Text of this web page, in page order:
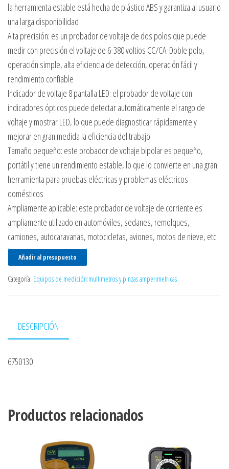
la herramienta estable está hecha de plástico ABS y garantiza al usuario
una larga disponibilidad
Alta precisión: es un probador de voltaje de dos polos que puede
medir con precisión el voltaje de 6-380 voltios CC/CA. Doble polo,
operación simple, alta eficiencia de detección, operación fácil y
rendimiento confiable
Indicador de voltaje 8 pantalla LED: el probador de voltaje con
indicadores ópticos puede detectar automáticamente el rango de
voltaje y mostrar LED, lo que puede diagnosticar rápidamente y
mejorar en gran medida la eficiencia del trabajo
Tamaño pequeño: este probador de voltaje bipolar es pequeño,
portátil y tiene un rendimiento estable, lo que lo convierte en una gran
herramienta para pruebas eléctricas y problemas eléctricos
domésticos
Ampliamente aplicable: este probador de voltaje de corriente es
ampliamente utilizado en automóviles, sedanes, remolques,
camiones, autocaravanas, motocicletas, aviones, motos de nieve, etc
Añadir al presupuesto
Categoría: Equipos de medición:multimetros y pinzas amperimetricas
DESCRIPCIÓN
6750130
Productos relacionados